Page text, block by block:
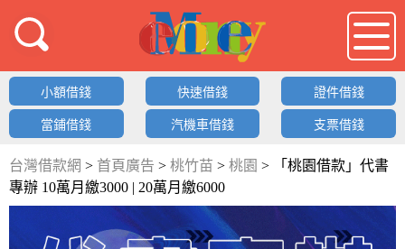
借錢LOGO
小額借錢 快速借錢 證件借錢
當鋪借錢 汽機車借錢 支票借錢
台灣借款網 > 首頁廣告 > 桃竹苗 > 桃園 >
「桃園借款」代書
專辦 10萬月繳3000 | 20萬月繳6000